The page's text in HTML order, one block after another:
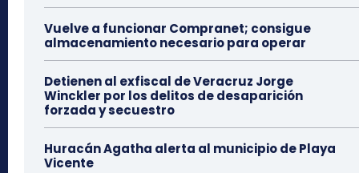
Vuelve a funcionar Compranet; consigue
almacenamiento necesario para operar
Detienen al exfiscal de Veracruz Jorge
Winckler por los delitos de desaparición
forzada y secuestro
Huracán Agatha alerta al municipio de Playa
Vicente